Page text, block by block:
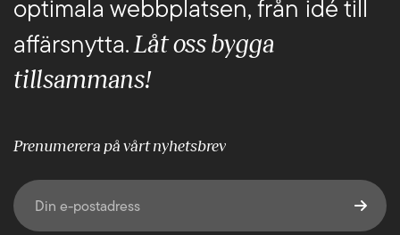
optimala webbplatsen, från idé till
affärsnytta. Låt oss bygga
tillsammans!
Prenumerera på vårt nyhetsbrev
E-post(Obligatoriskt)